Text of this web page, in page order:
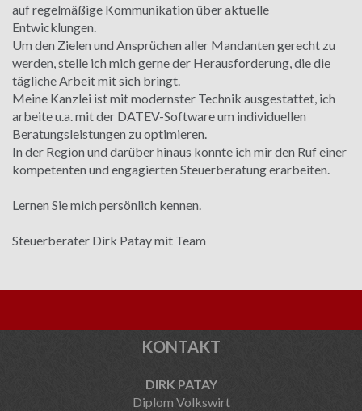
auf regelmäßige Kommunikation über aktuelle
Entwicklungen.
Um den Zielen und Ansprüchen aller Mandanten gerecht zu
werden, stelle ich mich gerne der Herausforderung, die die
tägliche Arbeit mit sich bringt.
Meine Kanzlei ist mit modernster Technik ausgestattet, ich
arbeite u.a. mit der DATEV-Software um individuellen
Beratungsleistungen zu optimieren.
In der Region und darüber hinaus konnte ich mir den Ruf einer
kompetenten und engagierten Steuerberatung erarbeiten.
Lernen Sie mich persönlich kennen.
Steuerberater Dirk Patay mit Team
KONTAKT
DIRK PATAY
Diplom Volkswirt